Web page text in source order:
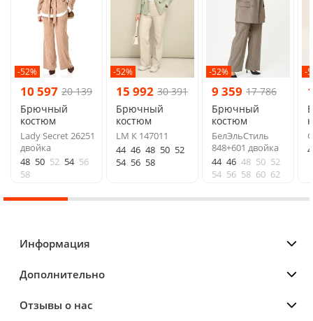
-52%
10 597 20 139
Брючный
костюм
Lady Secret 26251
двойка
48 50 52 54 56
58
-52%
15 992 30 391
Брючный
костюм
LM К 147011
44 46 48 50 52
54 56 58
-52%
9 359 17 786
Брючный
костюм
БелЭльСтиль
848+601 двойка
44 46 48 50 52
54 56 58 60 62
-
Информация
Дополнительно
Отзывы о нас